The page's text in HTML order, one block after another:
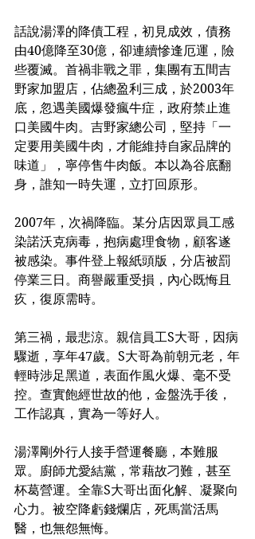
話說湯澤的降債工程，初見成效，債務
由40億降至30億，卻連續慘逢厄運，險
些覆滅。首禍非戰之罪，集團有五間吉
野家加盟店，佔總盈利三成，於2003年
底，忽遇美國爆發瘋牛症，政府禁止進
口美國牛肉。吉野家總公司，堅持「一
定要用美國牛肉，才能維持自家品牌的
味道」，寧停售牛肉飯。本以為谷底翻
身，誰知一時失運，立打回原形。
2007年，次禍降臨。某分店因眾員工感
染諾沃克病毒，抱病處理食物，顧客遂
被感染。事件登上報紙頭版，分店被罰
停業三日。商譽嚴重受損，內心既悔且
疚，復原需時。
第三禍，最悲涼。親信員工S大哥，因病
驟逝，享年47歲。S大哥為前朝元老，年
輕時涉足黑道，表面作風火爆、毫不受
控。查實飽經世故的他，金盤洗手後，
工作認真，實為一等好人。
湯澤剛外行人接手營運餐廳，本難服
眾。廚師尤愛結黨，常藉故刁難，甚至
杯葛營運。全靠S大哥出面化解、凝聚向
心力。被空降虧錢爛店，死馬當活馬
醫，也無怨無悔。